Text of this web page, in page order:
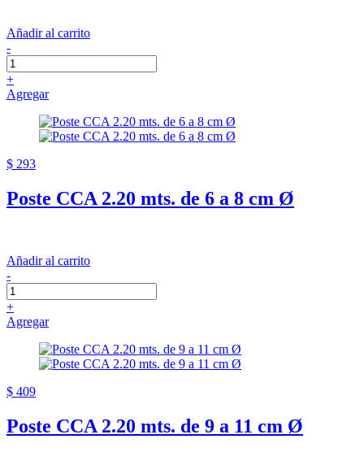
Añadir al carrito
-
+
Agregar
$ 293
Poste CCA 2.20 mts. de 6 a 8 cm Ø
Añadir al carrito
-
+
Agregar
$ 409
Poste CCA 2.20 mts. de 9 a 11 cm Ø